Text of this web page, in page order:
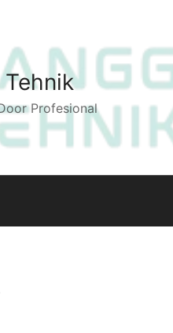
Tehnik
Profesional